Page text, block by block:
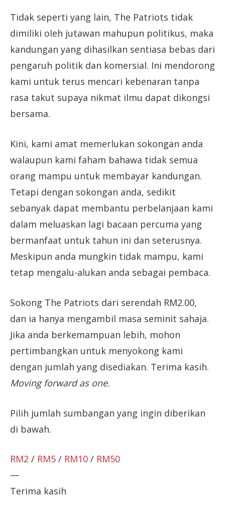
Tidak seperti yang lain, The Patriots tidak
dimiliki oleh jutawan mahupun politikus, maka
kandungan yang dihasilkan sentiasa bebas dari
pengaruh politik dan komersial. Ini mendorong
kami untuk terus mencari kebenaran tanpa
rasa takut supaya nikmat ilmu dapat dikongsi
bersama.
Kini, kami amat memerlukan sokongan anda
walaupun kami faham bahawa tidak semua
orang mampu untuk membayar kandungan.
Tetapi dengan sokongan anda, sedikit
sebanyak dapat membantu perbelanjaan kami
dalam meluaskan lagi bacaan percuma yang
bermanfaat untuk tahun ini dan seterusnya.
Meskipun anda mungkin tidak mampu, kami
tetap mengalu-alukan anda sebagai pembaca.
Sokong The Patriots dari serendah RM2.00,
dan ia hanya mengambil masa seminit sahaja.
Jika anda berkemampuan lebih, mohon
pertimbangkan untuk menyokong kami
dengan jumlah yang disediakan. Terima kasih.
Moving forward as one.
Pilih jumlah sumbangan yang ingin diberikan
di bawah.
RM2 / RM5 / RM10 / RM50
—
Terima kasih